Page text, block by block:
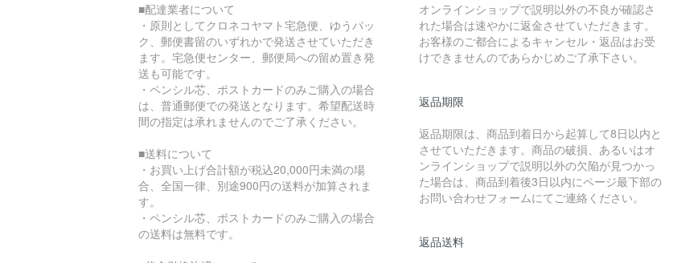
■配達業者について
・原則としてクロネコヤマト宅急便、ゆうパッ
ク、郵便書留のいずれかで発送させていただき
ます。宅急便センター、郵便局への留め置き発
送も可能です。
・ペンシル芯、ポストカードのみご購入の場合
は、普通郵便での発送となります。希望配送時
間の指定は承れませんのでご了承ください。
■送料について
・お買い上げ合計額が税込20,000円未満の場
合、全国一律、別途900円の送料が加算されま
す。
・ペンシル芯、ポストカードのみご購入の場合
の送料は無料です。
オンラインショップで説明以外の不良が確認さ
れた場合は速やかに返金させていただきます。
お客様のご都合によるキャンセル・返品はお受
けできませんのであらかじめご了承下さい。
返品期限
返品期限は、商品到着日から起算して8日以内と
させていただきます。商品の破損、あるいはオ
ンラインショップで説明以外の欠陥が見つかっ
た場合は、商品到着後3日以内にページ最下部の
お問い合わせフォームにてご連絡ください。
返品送料